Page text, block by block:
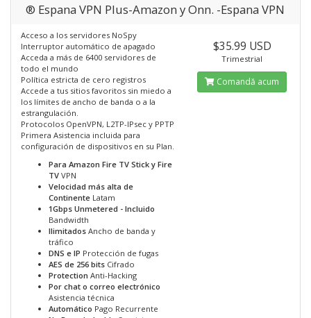
® Espana VPN Plus-Amazon y Onn. -Espana VPN
Acceso a los servidores NoSpy
Interruptor automático de apagado
Acceda a más de 6400 servidores de
todo el mundo
Política estricta de cero registros
Accede a tus sitios favoritos sin miedo a
los límites de ancho de banda o a la
estrangulación.
Protocolos OpenVPN, L2TP-IPsec y PPTP
Primera Asistencia incluida para
configuración de dispositivos en su Plan.
Para Amazon Fire TV Stick y Fire
TV VPN
Velocidad más alta de
Continente Latam
1Gbps Unmetered - Incluido
Bandwidth
Ilimitados Ancho de banda y
tráfico
DNS e IP Protección de fugas
AES de 256 bits Cifrado
Protection Anti-Hacking
Por chat o correo electrónico
Asistencia técnica
Automático Pago Recurrente
$35.99 USD
Trimestrial
Comandă acum